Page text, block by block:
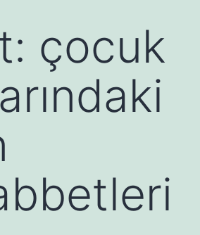
çocuk